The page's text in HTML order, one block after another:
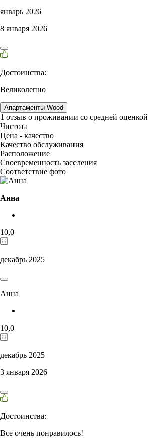
январь 2026
8 января 2026
Достоинства:
Великолепно
Апартаменты Wood
1 отзыв о проживании со средней оценкой
Чистота
Цена - качество
Качество обслуживания
Расположение
Своевременность заселения
Соответствие фото
Анна
10,0
декабрь 2025
Анна
10,0
декабрь 2025
3 января 2026
Достоинства:
Все очень понравилось!